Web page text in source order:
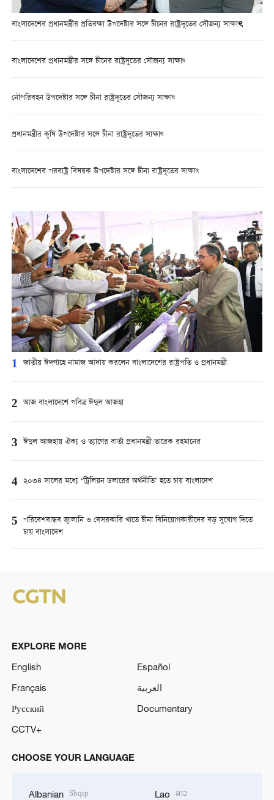
বাংলাদেশের প্রধানমন্ত্রীর প্রতিরক্ষা উপদেষ্টার সঙ্গে চীনের রাষ্ট্রদূতের সৌজন্য সাক্ষাৎ
বাংলাদেশের প্রধানমন্ত্রীর সঙ্গে চীনের রাষ্ট্রদূতের সৌজন্য সাক্ষাৎ
নৌপরিবহন উপদেষ্টার সঙ্গে চীনা রাষ্ট্রদূতের সৌজন্য সাক্ষাৎ
প্রধানমন্ত্রীর কৃষি উপদেষ্টার সঙ্গে চীনা রাষ্ট্রদূতের সাক্ষাৎ
বাংলাদেশের পররাষ্ট্র বিষয়ক উপদেষ্টার সঙ্গে চীনা রাষ্ট্রদূতের সাক্ষাৎ
1 জাতীয় ঈদগাহে নামাজ আদায় করলেন বাংলাদেশের রাষ্ট্রপতি ও প্রধানমন্ত্রী
2 আজ বাংলাদেশে পবিত্র ঈদুল আজহা
3 ঈদুল আজহায় ঐক্য ও ত্যাগের বার্তা প্রধানমন্ত্রী তারেক রহমানের
4 ২০৩৪ সালের মধ্যে ‘ট্রিলিয়ন ডলারের অর্থনীতি’ হতে চায় বাংলাদেশ
5 পরিবেশবান্ধব জ্বালানি ও বেসরকারি খাতে চীনা বিনিয়োগকারীদের বড় সুযোগ দিতে
চায় বাংলাদেশ
EXPLORE MORE
English
Español
Français
العربية
Русский
Documentary
CCTV+
CHOOSE YOUR LANGUAGE
Albanian Shqip Lao ລາວ